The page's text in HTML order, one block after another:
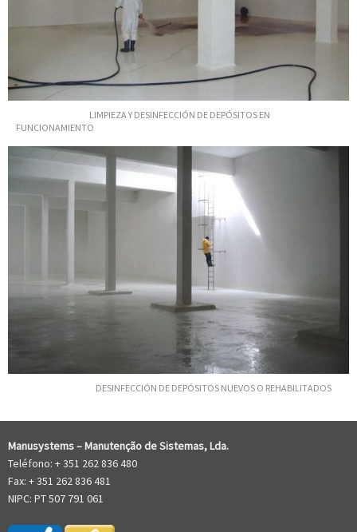
LIMPIEZA Y DESINFECCIÓN DE DEPÓSITOS EN
FUNCIONAMIENTO
DESINFECCIÓN DE DEPÓSITOS NUEVOS O REHABILITADOS
Manusystems –Manutenção de Sistemas, Lda.
Teléfono: + 351 262 836 480
Fax: + 351 262 836 481
NIPC: PT 507 791 061